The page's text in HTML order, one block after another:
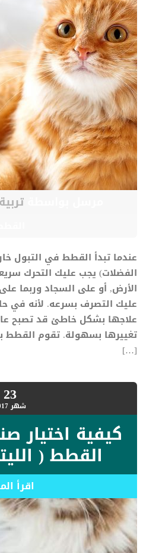
مرسل بواسطة
عندما تبدأ القطط في التبول
الفضلات) يجب عليك التحرك
الأرض, أو على السجاد وربما
عليك التصرف بسرعه. لأنه في
علاجها بشكل خاطئ قد تصبح
تغييرها بسهولة. تقوم القطط
[…]
23شهر
كيفية اختيار
القطط (
اقرأ